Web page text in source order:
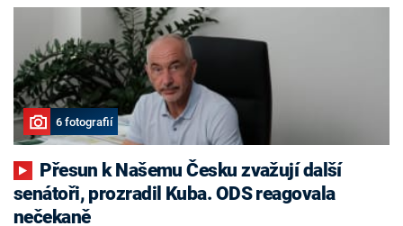
6 fotografií
senátoři, prozradil Kuba. ODS reagovala
nečekaně